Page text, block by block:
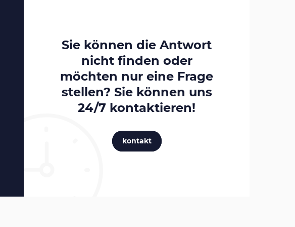
Sie können die Antwort
nicht finden oder
möchten nur eine Frage
stellen? Sie können uns
24/7 kontaktieren!
kontakt